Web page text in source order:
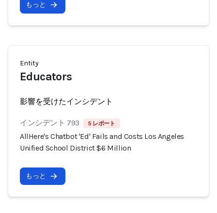
もっと
Entity
Educators
影響を受けたインシデント
インシデント 793 5 レポート
AllHere's Chatbot 'Ed' Fails and Costs Los Angeles
Unified School District $6 Million
もっと